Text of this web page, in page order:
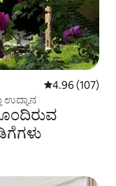
5 ರಲ್ಲಿ 4.96
4.96 (107)
ಉದ್ಯಾನ